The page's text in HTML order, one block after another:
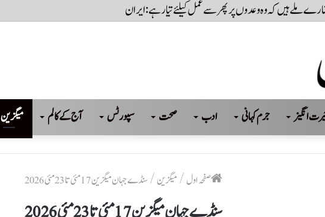
ہے، 27 ستمبر کو اسلام آباد کا رخ کریں گے: سہیل آفریدی کا اعلان
انگیز جرم کہانی ادب صحت سپورٹس آج کے کالم میگزین
صفحہ اول /میگزین/سنڈے جہان میگزین 17 مئی تا 23 مئی 2026